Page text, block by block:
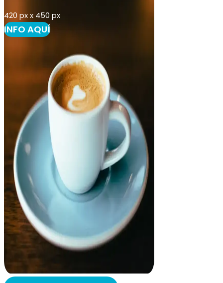
420 px x 450 px
INFO AQUÍ